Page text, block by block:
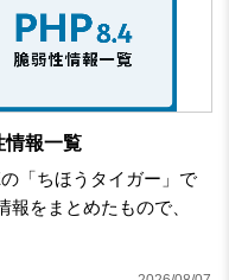
情報一覧
「ちほうタイガー」で
をまとめたもので、